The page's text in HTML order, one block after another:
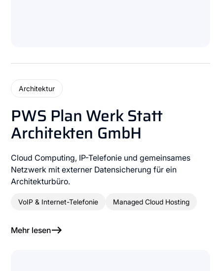
Architektur
PWS Plan Werk Statt
Architekten GmbH
Cloud Computing, IP-Telefonie und gemeinsames
Netzwerk mit externer Datensicherung für ein
Architekturbüro.
VoIP & Internet-Telefonie Managed Cloud Hosting
Mehr lesen